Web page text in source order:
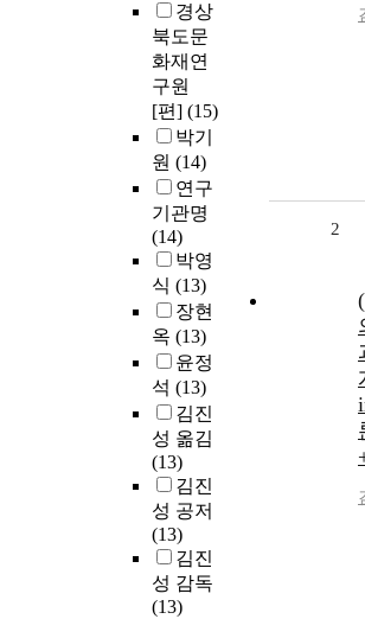
경상
북도문
화재연
구원
[편] (15)
박기
원 (14)
연구
기관명
(14)
박영
식 (13)
장현
옥 (13)
윤정
석 (13)
김진
성 옮김
(13)
김진
성 공저
(13)
김진
성 감독
(13)
2